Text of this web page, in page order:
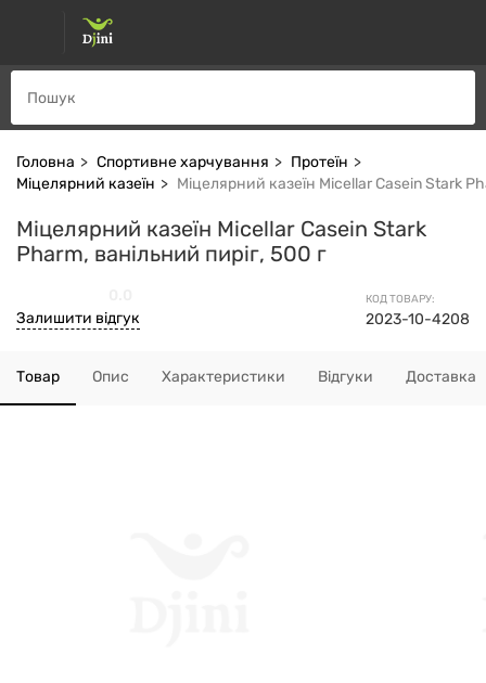
Головна Спортивне харчування
Протеїн
Міцелярний казеїн
Міцелярний казеїн Micellar Casein Stark
Міцелярний казеїн Micellar Casein Stark
Pharm, ванільний пиріг, 500 г
КОД ТОВАРУ:
2023-10-4208
Залишити відгук
Товар Опис Характеристики Відгуки Доставка